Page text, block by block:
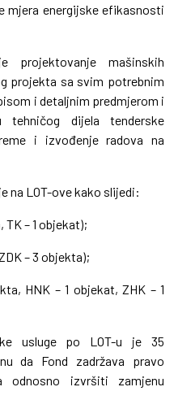
mjera energijske efikasnosti
projektovanje mašinskih
projekta sa svim potrebnim
i detaljnim predmjerom i
tehničog dijela tenderske
i izvođenje radova na
na LOT-ove kako slijedi:
TK – 1 objekat);
– 3 objekta);
HNK – 1 objekat, ZHK – 1
usluge po LOT-u je 35
da Fond zadržava pravo
odnosno izvršiti zamjenu